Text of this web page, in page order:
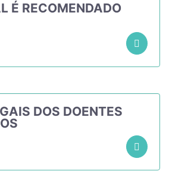
É RECOMENDADO
DOS DOENTES